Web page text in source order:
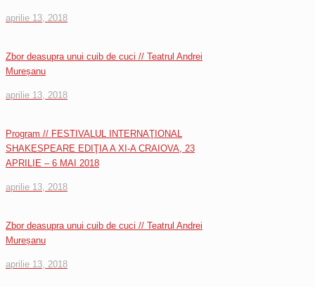
aprilie 13, 2018
Zbor deasupra unui cuib de cuci // Teatrul Andrei
Mureșanu
aprilie 13, 2018
Program // FESTIVALUL INTERNAŢIONAL
SHAKESPEARE EDIŢIA A XI-A CRAIOVA, 23
APRILIE – 6 MAI 2018
aprilie 13, 2018
Zbor deasupra unui cuib de cuci // Teatrul Andrei
Mureșanu
aprilie 13, 2018